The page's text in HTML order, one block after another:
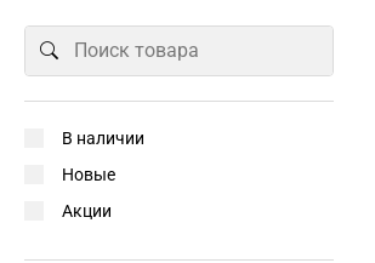
В наличии
Новые
Акции